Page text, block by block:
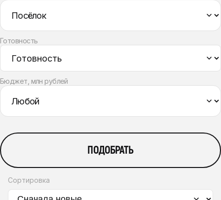
Готовность
Бюджет, млн рублей
ПОДОБРАТЬ
Сортировка